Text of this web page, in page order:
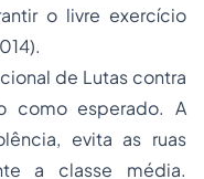
o livre exercício
de Lutas contra
como esperado. A
evita as ruas
a classe média.